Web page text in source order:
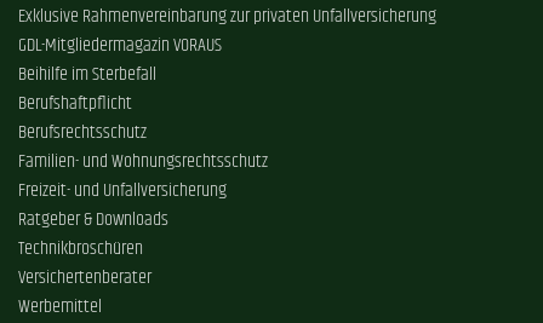
Exklusive Rahmenvereinbarung zur privaten Unfallversicherung
GDL-Mitgliedermagazin VORAUS
Beihilfe im Sterbefall
Berufshaftpflicht
Berufsrechtsschutz
Familien- und Wohnungsrechtsschutz
Freizeit- und Unfallversicherung
Ratgeber & Downloads
Technikbroschüren
Versichertenberater
Werbemittel